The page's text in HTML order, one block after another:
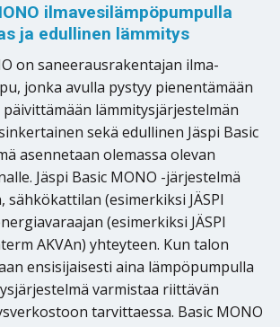
ilmavesilämpöpumpulla
ja edullinen lämmitys
on saneerausrakentajan ilma-
jonka avulla pystyy pienentämään
lämmitysjärjestelmän
sekä edullinen Jäspi Basic
asennetaan olemassa olevan
Jäspi Basic MONO -järjestelmä
(esimerkiksi JÄSPI
(esimerkiksi JÄSPI
AKVAn) yhteyteen. Kun talon
ensisijaisesti aina lämpöpumpulla
varmistaa riittävän
tarvittaessa. Basic MONO